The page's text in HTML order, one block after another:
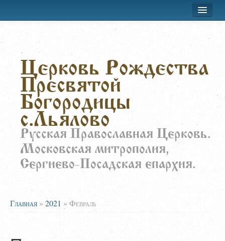
Лествица
Воскресная школа
Расписание
О храме
Заказать требы
Церковь Рождества
Пресвятой
Богородицы
с.Льялово
Русская Православная Церковь.
Московская митрополия,
Сергиево-Посадская епархия.
Главная » 2021 » Февраль